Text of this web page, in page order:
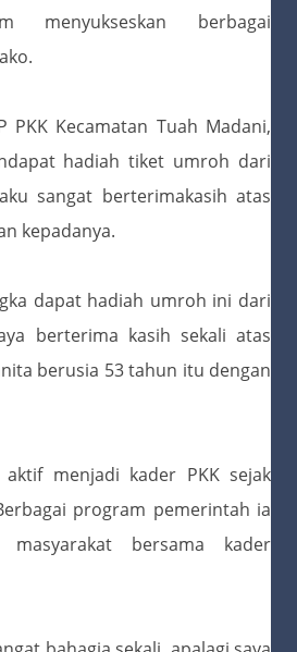
menyukseskan berbagai
PKK Kecamatan Tuah Madani,
hadiah tiket umroh dari
sangat berterimakasih atas
kepadanya.
dapat hadiah umroh ini dari
berterima kasih sekali atas
berusia 53 tahun itu dengan
menjadi kader PKK sejak
program pemerintah ia
masyarakat bersama kader